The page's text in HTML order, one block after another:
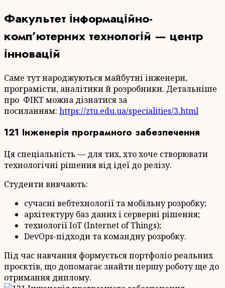
Факультет інформаційно-
комп’ютерних технологій — центр
інновацій
Саме тут народжуються майбутні інженери,
програмісти, аналітики й розробники. Детальніше
про ФІКТ можна дізнатися за
посиланням: https://ztu.edu.ua/specialities/3.html
121 Інженерія програмного забезпечення
Ця спеціальність — для тих, хто хоче створювати
технологічні рішення від ідеї до релізу.
Студенти вивчають:
сучасні вебтехнології та мобільну розробку;
архітектуру баз даних і серверні рішення;
технології IoT (Internet of Things);
DevOps-підходи та командну розробку.
Під час навчання формується портфоліо реальних
проєктів, що допомагає знайти першу роботу ще до
отримання диплому.